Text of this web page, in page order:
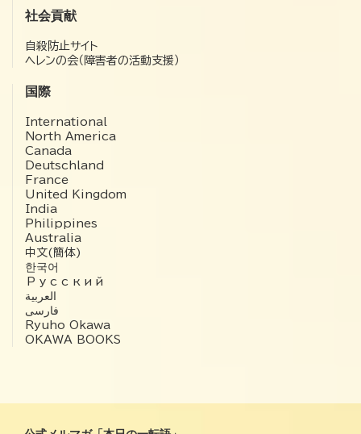
社会貢献
自殺防止サイト
ヘレンの会（障害者の活動支援）
国際
International
North America
Canada
Deutschland
France
United Kingdom
India
Philippines
Australia
中文(簡体)
한국어
Русский
العربية‏
فارسی
Ryuho Okawa
OKAWA BOOKS